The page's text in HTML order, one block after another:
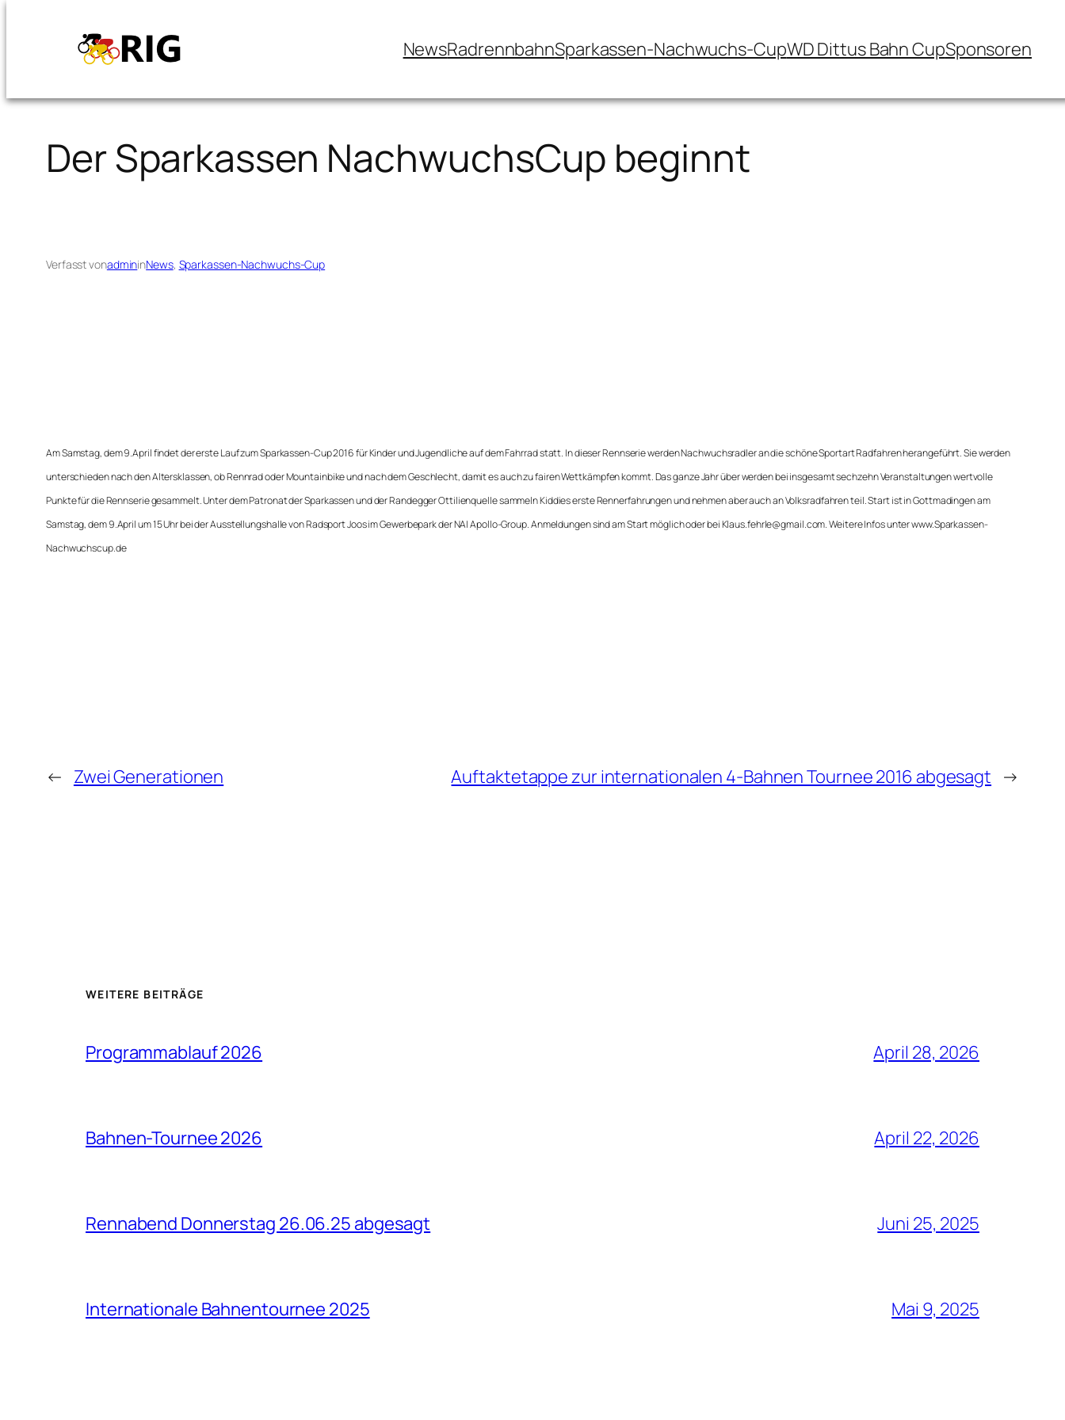
NewsRadrennbahnSparkassen-Nachwuchs-CupWD Dittus Bahn CupSponsoren
Der Sparkassen NachwuchsCup beginnt
Verfasst vonadmininNews, Sparkassen-Nachwuchs-Cup
Am Samstag, dem 9.April findet der erste Lauf zum Sparkassen-Cup 2016 für Kinder und Jugendliche auf dem Fahrrad statt. In dieser Rennserie werden Nachwuchsradler an die schöne Sportart Radfahren herangeführt. Sie werden
unterschieden nach den Altersklassen, ob Rennrad oder Mountainbike und nach dem Geschlecht, damit es auch zu fairen Wettkämpfen kommt. Das ganze Jahr über werden bei insgesamt sechzehn Veranstaltungen wertvolle
Punkte für die Rennserie gesammelt. Unter dem Patronat der Sparkassen und der Randegger Ottilienquelle sammeln Kiddies erste Rennerfahrungen und nehmen aber auch an Volksradfahren teil. Start ist in Gottmadingen am
Samstag, dem 9.April um 15 Uhr bei der Ausstellungshalle von Radsport Joos im Gewerbepark der NAI Apollo-Group. Anmeldungen sind am Start möglich oder bei Klaus.fehrle@gmail.com. Weitere Infos unter www.Sparkassen-
Nachwuchscup.de
← Zwei Generationen Auftaktetappe zur internationalen 4-Bahnen Tournee 2016 abgesagt →
WEITERE BEITRÄGE
Programmablauf 2026 April 28, 2026
Bahnen-Tournee 2026 April 22, 2026
Rennabend Donnerstag 26.06.25 abgesagt Juni 25, 2025
Internationale Bahnentournee 2025 Mai 9, 2025